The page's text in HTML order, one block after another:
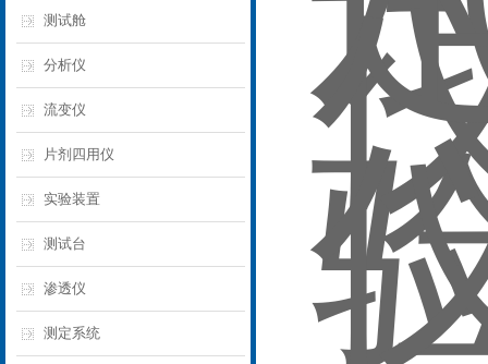
测试舱
分析仪
流变仪
片剂四用仪
实验装置
测试台
渗透仪
测定系统